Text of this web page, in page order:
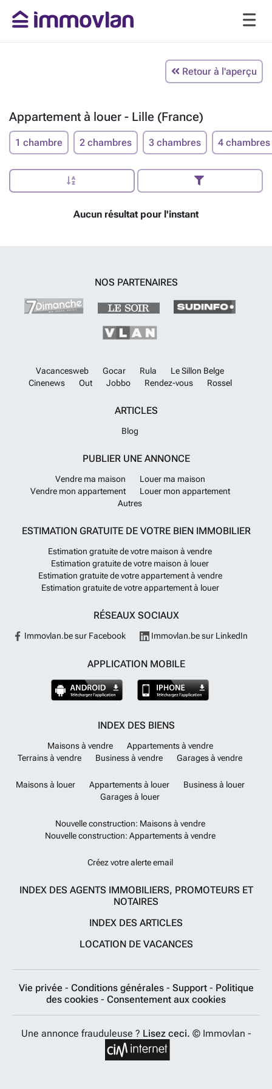
Retour à l'aperçu
Appartement à louer - Lille (France)
1 chambre 2 chambres 3 chambres 4 chambres
Aucun résultat pour l'instant
NOS PARTENAIRES
Vacancesweb Gocar Rula
Le Sillon Belge
Cinenews
Out Jobbo Rendez-vous Rossel
ARTICLES
Blog
PUBLIER UNE ANNONCE
Vendre ma maison
Louer ma maison
Vendre mon appartement
Louer mon appartement
Autres
ESTIMATION GRATUITE DE VOTRE BIEN IMMOBILIER
Estimation gratuite de votre maison à vendre
Estimation gratuite de votre maison à louer
Estimation gratuite de votre appartement à vendre
Estimation gratuite de votre appartement à louer
RÉSEAUX SOCIAUX
Immovlan.be sur Facebook Immovlan.be sur LinkedIn
APPLICATION MOBILE
INDEX DES BIENS
Maisons à vendre
Appartements à vendre
Terrains à vendre
Business à vendre Garages à vendre
Maisons à louer Appartements à louer
Business à louer
Garages à louer
Nouvelle construction: Maisons à vendre
Nouvelle construction: Appartements à vendre
Créez votre alerte email
INDEX DES AGENTS IMMOBILIERS, PROMOTEURS ET
NOTAIRES
INDEX DES ARTICLES
LOCATION DE VACANCES
Vie privée - Conditions générales - Support - Politique
des cookies - Consentement aux cookies
Une annonce frauduleuse ? Lisez ceci. © Immovlan -